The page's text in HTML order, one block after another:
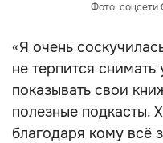
Фото:
«Я очень
не терпится снимать
показывать свои
полезные подкасты.
благодаря кому всё